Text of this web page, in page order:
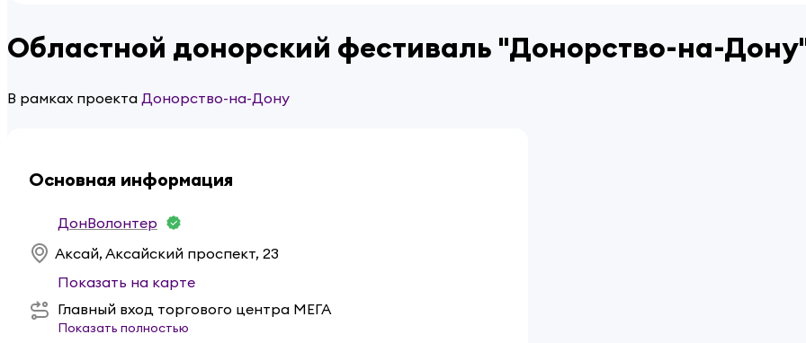
Областной донорский фестиваль "Донорство-на-
В рамках проекта Донорство-на-Дону
Основная информация
ДонВолонтер
Аксай, Аксайский проспект, 23
Показать на карте
Главный вход торгового центра МЕГА
Показать полностью